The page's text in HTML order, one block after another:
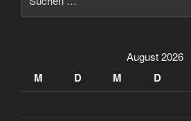
nach:
August 2026
M D M D